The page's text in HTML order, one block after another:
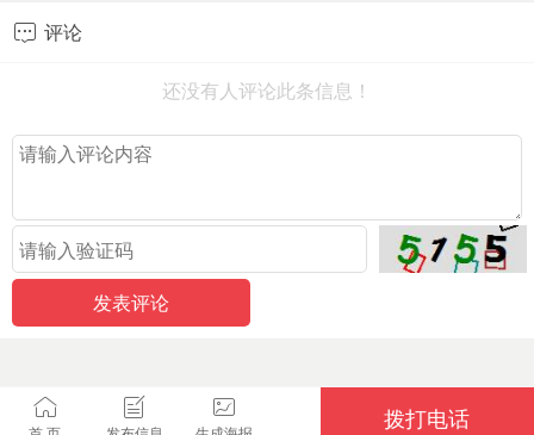
 评论
还没有人评论此条信息！
拨打电话